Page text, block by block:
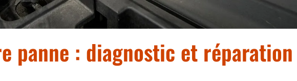
panne : diagnostic et réparation